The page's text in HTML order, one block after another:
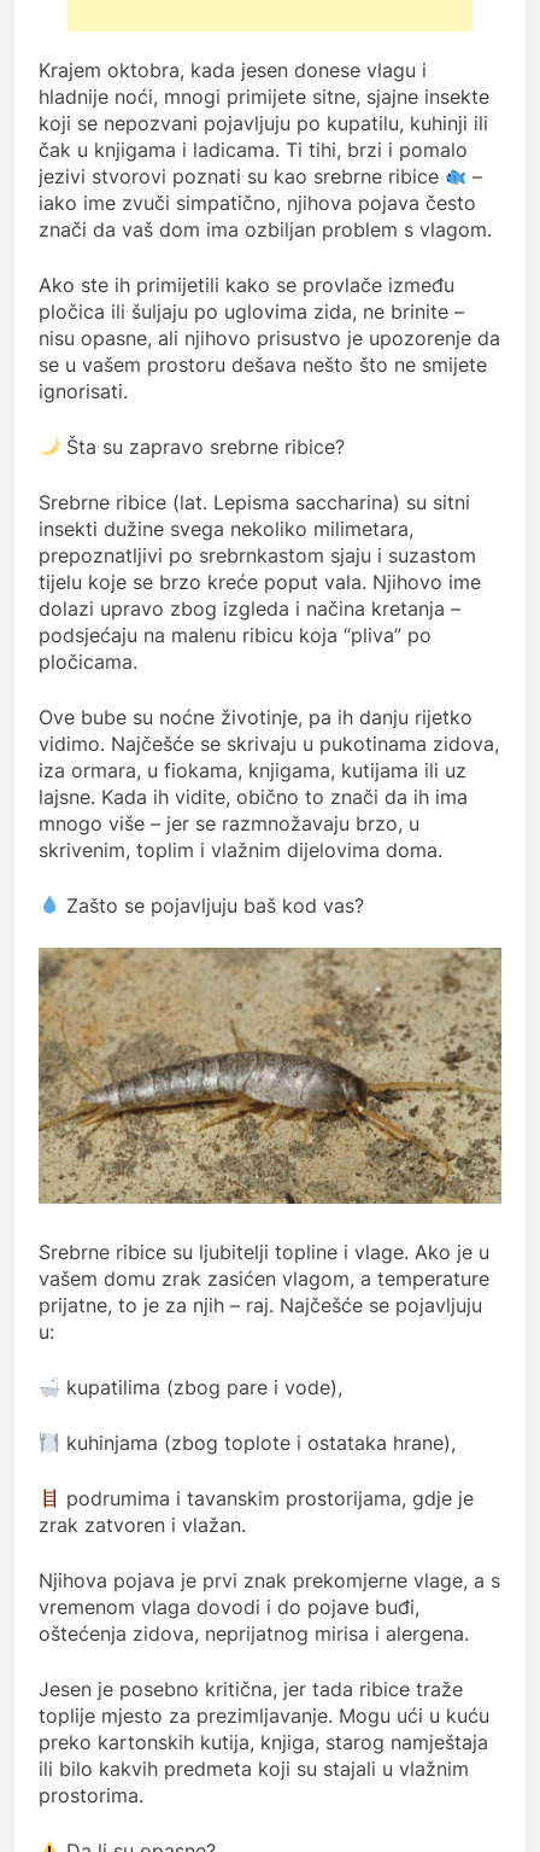
Krajem oktobra, kada jesen donese vlagu i
hladnije noći, mnogi primijete sitne, sjajne insekte
koji se nepozvani pojavljuju po kupatilu, kuhinji ili
čak u knjigama i ladicama. Ti tihi, brzi i pomalo
jezivi stvorovi poznati su kao srebrne ribice
–
iako ime zvuči simpatično, njihova pojava često
znači da vaš dom ima ozbiljan problem s vlagom.
Ako ste ih primijetili kako se provlače između
pločica ili šuljaju po uglovima zida, ne brinite –
nisu opasne, ali njihovo prisustvo je upozorenje da
se u vašem prostoru dešava nešto što ne smijete
ignorisati.
Šta su zapravo srebrne ribice?
Srebrne ribice (lat. Lepisma saccharina) su sitni
insekti dužine svega nekoliko milimetara,
prepoznatljivi po srebrnkastom sjaju i suzastom
tijelu koje se brzo kreće poput vala. Njihovo ime
dolazi upravo zbog izgleda i načina kretanja –
podsjećaju na malenu ribicu koja “pliva” po
pločicama.
Ove bube su noćne životinje, pa ih danju rijetko
vidimo. Najčešće se skrivaju u pukotinama zidova,
iza ormara, u fiokama, knjigama, kutijama ili uz
lajsne. Kada ih vidite, obično to znači da ih ima
mnogo više – jer se razmnožavaju brzo, u
skrivenim, toplim i vlažnim dijelovima doma.
Zašto se pojavljuju baš kod vas?
Srebrne ribice su ljubitelji topline i vlage. Ako je u
vašem domu zrak zasićen vlagom, a temperature
prijatne, to je za njih – raj. Najčešće se pojavljuju
u:
kupatilima (zbog pare i vode),
kuhinjama (zbog toplote i ostataka hrane),
podrumima i tavanskim prostorijama, gdje je
zrak zatvoren i vlažan.
Njihova pojava je prvi znak prekomjerne vlage, a s
vremenom vlaga dovodi i do pojave buđi,
oštećenja zidova, neprijatnog mirisa i alergena.
Jesen je posebno kritična, jer tada ribice traže
toplije mjesto za prezimljavanje. Mogu ući u kuću
preko kartonskih kutija, knjiga, starog namještaja
ili bilo kakvih predmeta koji su stajali u vlažnim
prostorima.